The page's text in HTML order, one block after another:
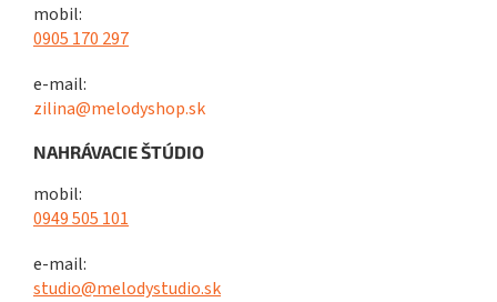
mobil:
0905 170 297
e-mail:
zilina@melodyshop.sk
NAHRÁVACIE ŠTÚDIO
mobil:
0949 505 101
e-mail:
studio@melodystudio.sk